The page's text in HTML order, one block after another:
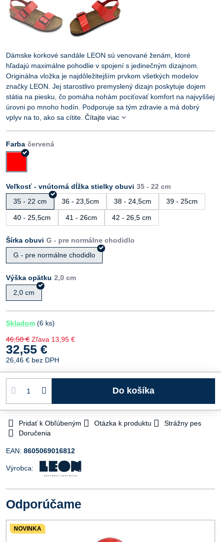
Dámske korkové sandále LEON sú venované ženám, ktoré
hľadajú maximálne pohodlie v spojení s jedinečným dizajnom.
Originálna vložka je najdôležitejším prvkom všetkých modelov
značky LEON. Jej starostlivo premyslený dizajn poskytuje dojem
státia na piesku, čo pomáha nohám pociťovať komfort na najvyššej
úrovni po mnoho hodín. Podporuje sa tým zdravie a má dobrý
vplyv na to, ako sa cítite. Čítajte viac
Farba
Veľkosť - vnútorná dĺžka stielky obuvi
35 - 22 cm
36 - 23,5cm 38 - 24,5cm 39 - 25cm
40 - 25,5cm 41 - 26cm 42 - 26,5 cm
Šírka obuvi
G - pre normálne chodidlo
Výška opätku
2,0 cm
Skladom (6 ks)
46,50 € Zľava 13,95 €
32,55 €
26,46 € bez DPH
Do košíka
Pridať k Obľúbeným Otázka k produktu
Strážny pes
Doručenia
EAN: 8605069016812
Výrobca:
Odporúčame
NOVINKA